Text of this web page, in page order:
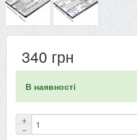
340 грн
В наявності
+
−